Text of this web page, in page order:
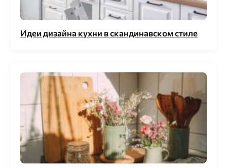
Идеи дизайна кухни в скандинавском стиле